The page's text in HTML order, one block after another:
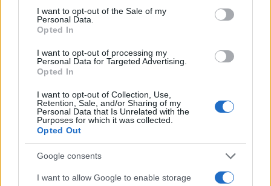
consent section.
I want to opt-out of the Sale of my
Personal Data.
Opted In
I want to opt-out of processing my
Personal Data for Targeted Advertising.
Opted In
I want to opt-out of Collection, Use,
Retention, Sale, and/or Sharing of my
Personal Data that Is Unrelated with the
Purposes for which it was collected.
Opted Out
Google consents
I want to allow Google to enable storage
William, Kate e i principini in Scozia per i giochi del